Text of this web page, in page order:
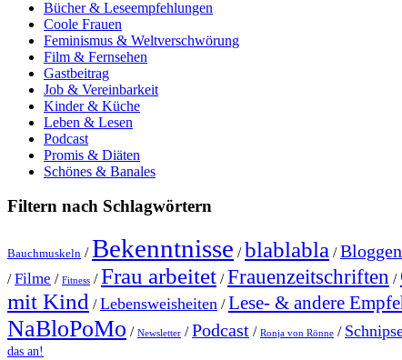
Bücher & Leseempfehlungen
Coole Frauen
Feminismus & Weltverschwörung
Film & Fernsehen
Gastbeitrag
Job & Vereinbarkeit
Kinder & Küche
Leben & Lesen
Podcast
Promis & Diäten
Schönes & Banales
Filtern nach Schlagwörtern
Bauchmuskeln /Bekenntnisse /blablabla /Bloggen
/Filme / Fitness /Frau arbeitet /Frauenzeitschriften /
mit Kind /Lebensweisheiten /Lese- & andere
NaBloPoMo / Newsletter /Podcast / Ronja von Rönne /
das an!